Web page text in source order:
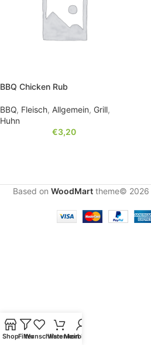
BBQ Chicken Rub
BBQ, Fleisch, Allgemein, Grill,
Huhn
€3,20
Based on WoodMarttheme© 2026
ShopFilter
WunschlisteWarenkorbMein Konto